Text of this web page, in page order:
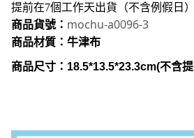
提前在7個工作天出貨（不含例假日）
商品貨號： mochu-a0096-3
商品材質：牛津布
商品尺寸：18.5*13.5*23.3cm(不含提